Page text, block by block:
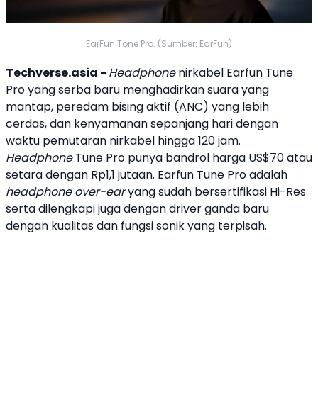
EarFun Tone Pro. (Sumber: EarFun)
Techverse.asia - Headphonenirkabel Earfun Tune
Proyang serba baru menghadirkan suara yang
mantap, peredam bising aktif (ANC) yang lebih
cerdas, dan kenyamanan sepanjang hari dengan
waktu pemutaran nirkabel hingga 120 jam.
Headphone Tune Pro punya bandrol harga US$70 atau
setara dengan Rp1,1 jutaan. Earfun Tune Proadalah
headphoneover-earyang sudah bersertifikasi Hi-Res
serta dilengkapi juga dengan driver ganda baru
dengan kualitas dan fungsi sonik yang terpisah.